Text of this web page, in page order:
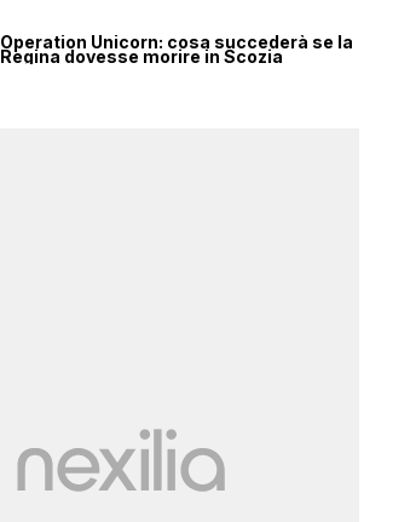
Operation Unicorn: cosa succederà se la
Regina dovesse morire in Scozia